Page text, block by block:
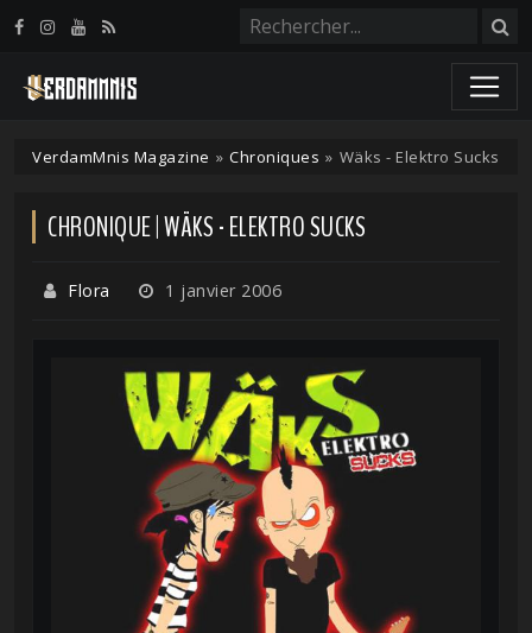
VerdamMnis Magazine » Chroniques » Wäks - Elektro Sucks
CHRONIQUE | WÄKS - ELEKTRO SUCKS
Flora 1 janvier 2006
Panneau de gestion des cookies